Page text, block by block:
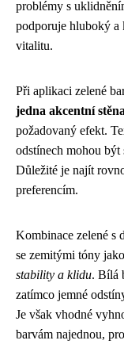
problémy s
podporuje hluboký
vitalitu.
Při aplikaci zelené
jedna akcentní
požadovaný efekt.
odstínech mohou
Důležité je najít
preferencím.
Kombinace zelené s
se zemitými tóny
stability a klidu. Bílá
zatímco jemné
Je však vhodné
barvám najednou,